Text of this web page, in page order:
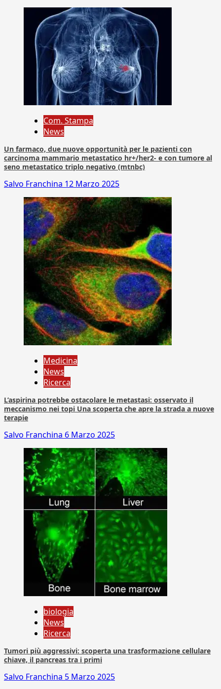
Com. Stampa
News
Un farmaco, due nuove opportunità per le pazienti con
carcinoma mammario metastatico hr+/her2- e con tumore al
seno metastatico triplo negativo (mtnbc)
Salvo Franchina 12 Marzo 2025
Medicina
News
Ricerca
L’aspirina potrebbe ostacolare le metastasi: osservato il
meccanismo nei topi Una scoperta che apre la strada a nuove
terapie
Salvo Franchina 6 Marzo 2025
biologia
News
Ricerca
Tumori più aggressivi: scoperta una trasformazione cellulare
chiave, il pancreas tra i primi
Salvo Franchina 5 Marzo 2025